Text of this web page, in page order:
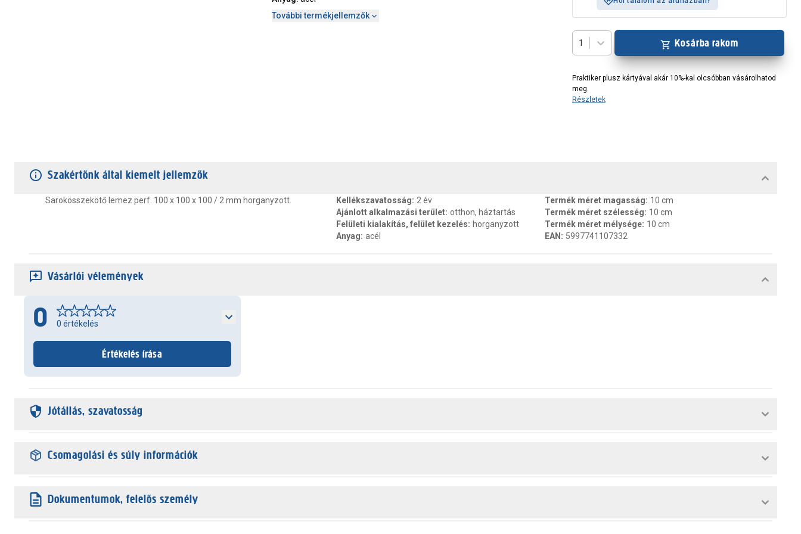
További termékjellemzők
1 Kosárba rakom
Praktiker plusz kártyával akár 10%-kal olcsóbban vásárolhatod
meg.
Részletek
Szakértőnk által kiemelt jellemzők
Sarokösszekötő lemez perf. 100 x 100 x 100 / 2 mm horganyzott. Kellékszavatosság: 2 év
Ajánlott alkalmazási terület: otthon, háztartás
Felületi kialakítás, felület kezelés: horganyzott
Anyag: acél
Termék méret magasság: 10 cm
Termék méret szélesség: 10 cm
Termék méret mélysége: 10 cm
EAN : 5997741107332
Vásárlói vélemények
0 0 értékelés
Értékelés írása
Jótállás, szavatosság
Csomagolási és súly információk
Dokumentumok, felelős személy